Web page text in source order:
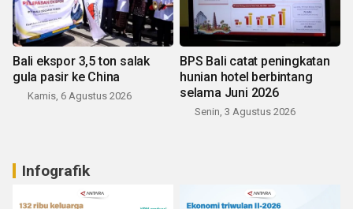
Bali ekspor 3,5 ton salak
gula pasir ke China
Kamis, 6 Agustus 2026
BPS Bali catat peningkatan
hunian hotel berbintang
selama Juni 2026
Senin, 3 Agustus 2026
Infografik